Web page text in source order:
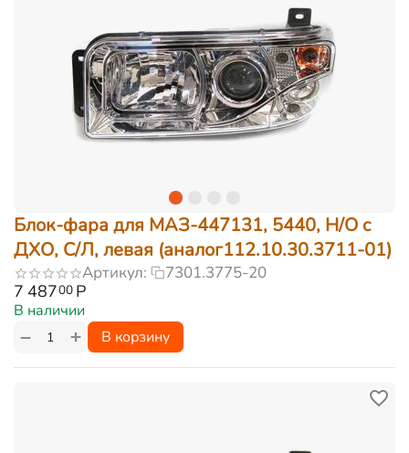
Блок-фара для МАЗ-447131, 5440, Н/О c
ДХО, С/Л, левая (аналог112.10.30.3711-01)
Артикул: 7301.3775-20
7 48700 Р
В наличии
+
− В корзину